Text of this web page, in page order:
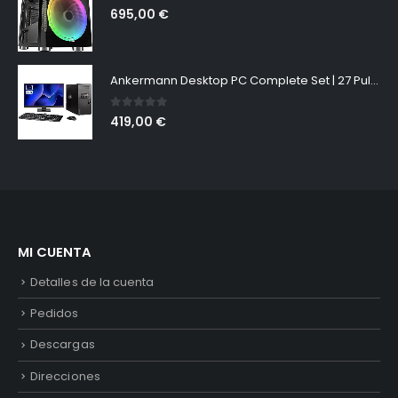
0out of 5
695,00 €
Ankermann Desktop PC Complete Set | 27 Pulgadas Monitor, Keyboard, Mouse | Intel Core i3-6100 | Intel HD | 16GB RAM | 480 GB SSD | Windows 11 | LibreOffice
0out of 5
419,00 €
MI CUENTA
Detalles de la cuenta
Pedidos
Descargas
Direcciones